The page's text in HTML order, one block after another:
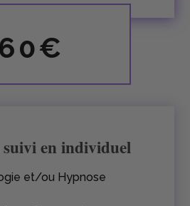
60€
suivi en individuel
et/ou Hypnose